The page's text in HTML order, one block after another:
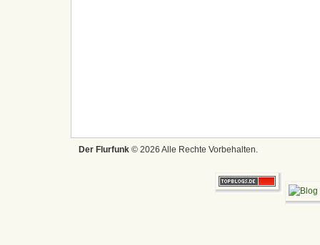
Der Flurfunk © 2026 Alle Rechte Vorbehalten.